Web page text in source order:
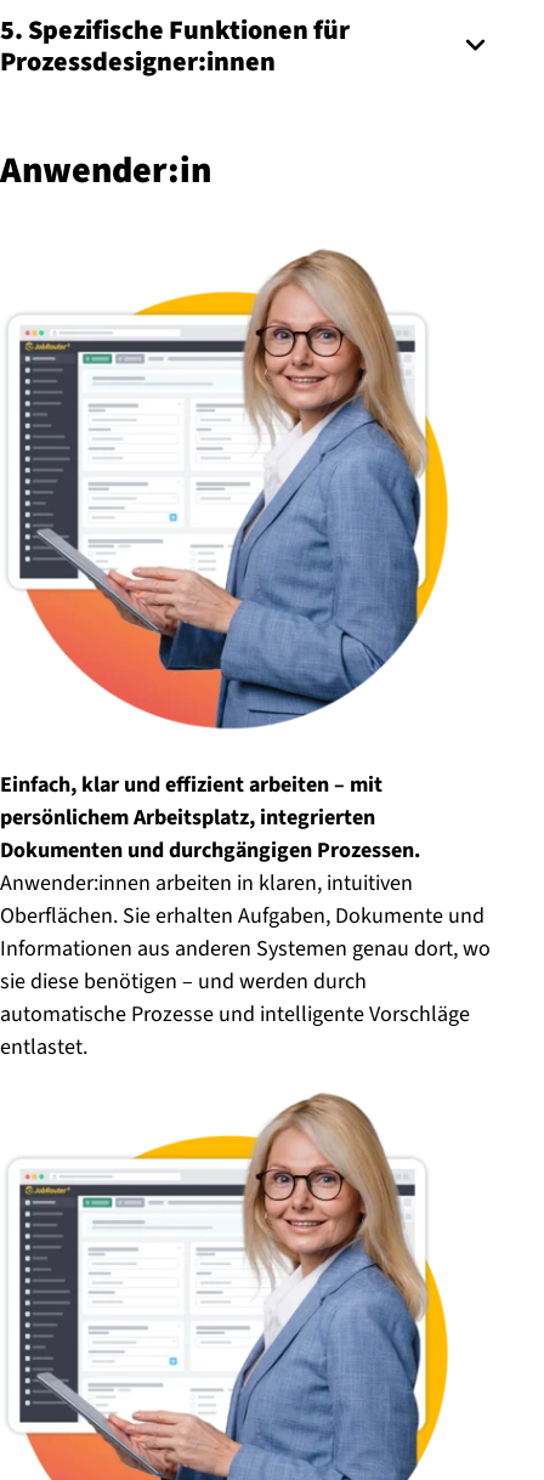
5. Spezifische Funktionen für
Prozessdesigner:innen
Anwender:in
Einfach, klar und effizient arbeiten – mit
persönlichem Arbeitsplatz, integrierten
Dokumenten und durchgängigen Prozessen.
Anwender:innen arbeiten in klaren, intuitiven
Oberflächen. Sie erhalten Aufgaben, Dokumente und
Informationen aus anderen Systemen genau dort, wo
sie diese benötigen – und werden durch
automatische Prozesse und intelligente Vorschläge
entlastet.